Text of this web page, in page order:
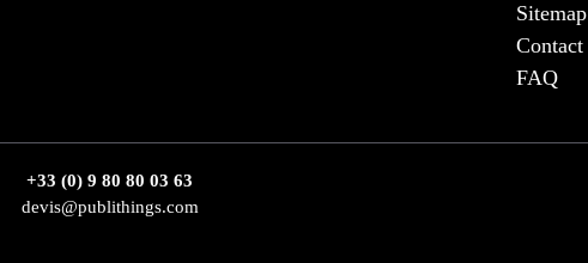
Sitemap
Contact
FAQ
+33 (0) 9 80 80 03 63
devis@publithings.com